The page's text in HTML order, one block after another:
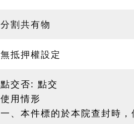
分割共有物
無抵押權設定
點交否: 點交
使用情形
一、本件標的於本院查封時